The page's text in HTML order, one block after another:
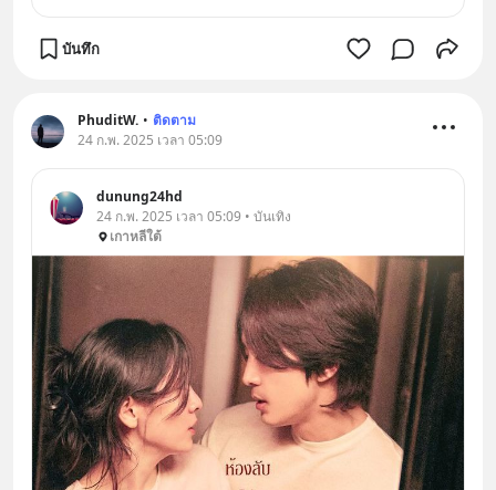
บันทึก
PhuditW. • ติดตาม
24 ก.พ. 2025 เวลา 05:09
dunung24hd
24 ก.พ. 2025 เวลา 05:09 • บันเทิง
เกาหลีใต้